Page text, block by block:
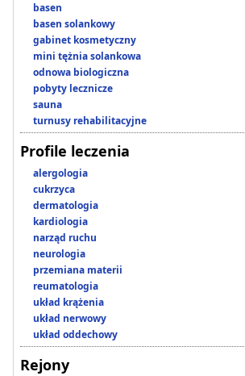
basen
basen solankowy
gabinet kosmetyczny
mini tężnia solankowa
odnowa biologiczna
pobyty lecznicze
sauna
turnusy rehabilitacyjne
Profile leczenia
alergologia
cukrzyca
dermatologia
kardiologia
narząd ruchu
neurologia
przemiana materii
reumatologia
układ krążenia
układ nerwowy
układ oddechowy
Rejony